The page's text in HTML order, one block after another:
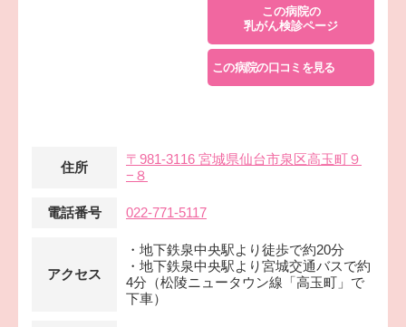
この病院の
乳がん検診ページ
この病院の口コミを見る
住所
〒981-3116 宮城県仙台市泉区高玉町９
−８
電話番号 022-771-5117
アクセス
・地下鉄泉中央駅より徒歩で約20分
・地下鉄泉中央駅より宮城交通バスで約
4分（松陵ニュータウン線「高玉町」で
下車）